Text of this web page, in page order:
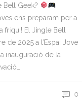
Bell Geek?
ens preparam per a
friqui! El Jingle Bell
de 2025 a l’Espai Jove
inauguració de la
0